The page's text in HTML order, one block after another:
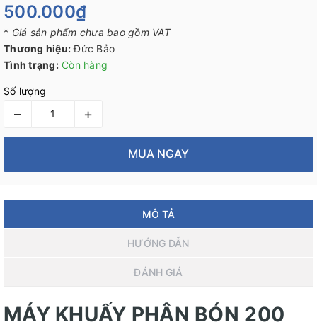
500.000₫
* Giá sản phẩm chưa bao gồm VAT
Thương hiệu: Đức Bảo
Tình trạng: Còn hàng
Số lượng
– +
MUA NGAY
MÔ TẢ
HƯỚNG DẪN
ĐÁNH GIÁ
MÁY KHUẤY PHÂN BÓN 200